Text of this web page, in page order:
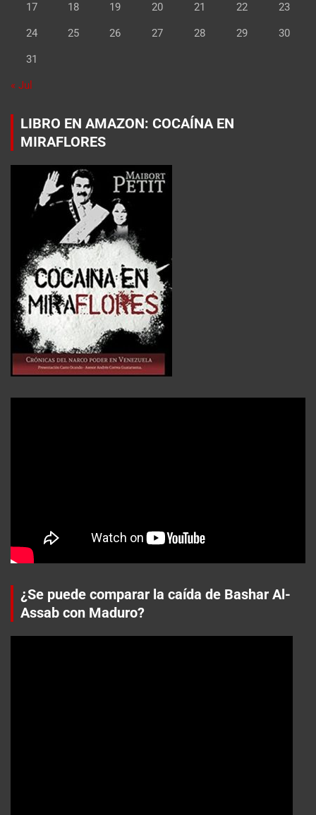
17 18 19 20 21 22 23
24 25 26 27 28 29 30
31
« Jul
LIBRO EN AMAZON: COCAÍNA EN
MIRAFLORES
¿Se puede comparar la caída de Bashar Al-
Assab con Maduro?